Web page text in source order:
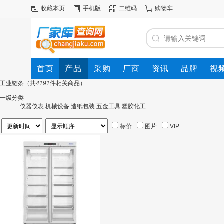
收藏本页 手机版 二维码 购物车
首页 产品 采购 厂商 资讯 品牌 视
工业链条 （共4191件相关商品）
一级分类
仪器仪表 机械设备 造纸包装 五金工具 塑胶化工
标价 图片 VIP